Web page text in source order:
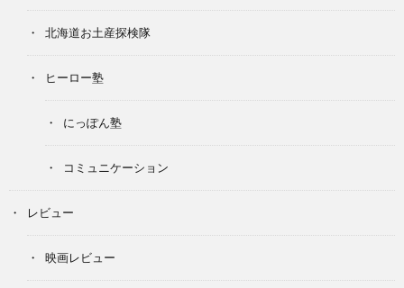
北海道お土産探検隊
ヒーロー塾
にっぽん塾
コミュニケーション
レビュー
映画レビュー